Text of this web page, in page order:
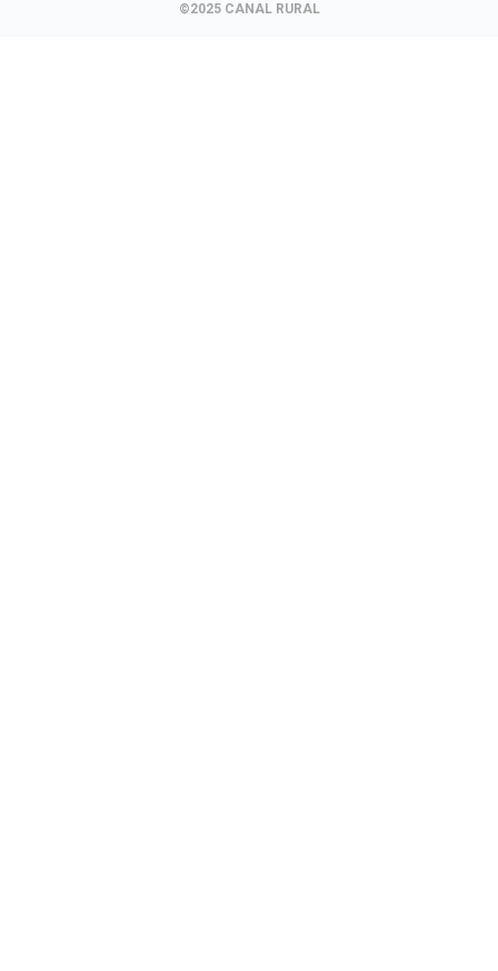
©2025 CANAL RURAL